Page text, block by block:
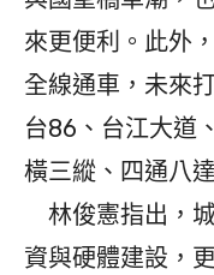
來更便利。此外
全線通車，未來
台86、台江大道
橫三縱、四通八
林俊憲指出，
資與硬體建設，